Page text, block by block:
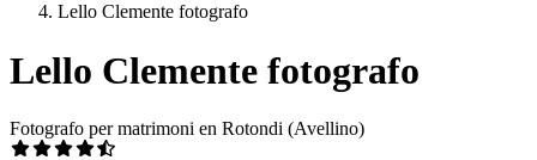
Lello Clemente fotografo
Lello Clemente fotografo
Fotografo per matrimoni en Rotondi (Avellino)